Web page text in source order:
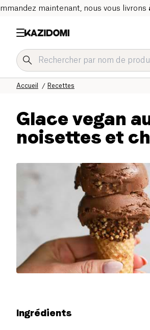
maintenant, nous vous livrons
Recettes
Accueil
Glace vegan
noisettes et
Ingrédients